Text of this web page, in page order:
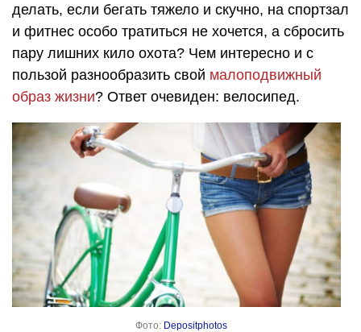
делать, если бегать тяжело и скучно, на спортзал
и фитнес особо тратиться не хочется, а сбросить
пару лишних кило охота? Чем интересно и с
пользой разнообразить свой малоподвижный
образ жизни? Ответ очевиден: велосипед.
Фото: Depositphotos